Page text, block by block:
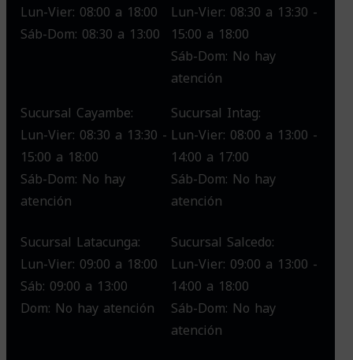
Lun-Vier: 08:00 a 18:00
Sáb-Dom: 08:30 a 13:00
Lun-Vier: 08:30 a 13:30 -
15:00 a 18:00
Sáb-Dom: No hay
atención
Sucursal Cayambe:
Lun-Vier: 08:30 a 13:30 -
15:00 a 18:00
Sáb-Dom: No hay
atención
Sucursal Intag:
Lun-Vier: 08:00 a 13:00 -
14:00 a 17:00
Sáb-Dom: No hay
atención
Sucursal Latacunga:
Lun-Vier: 09:00 a 18:00
Sáb: 09:00 a 13:00
Dom: No hay atención
Sucursal Salcedo:
Lun-Vier: 09:00 a 13:00 -
14:00 a 18:00
Sáb-Dom: No hay
atención